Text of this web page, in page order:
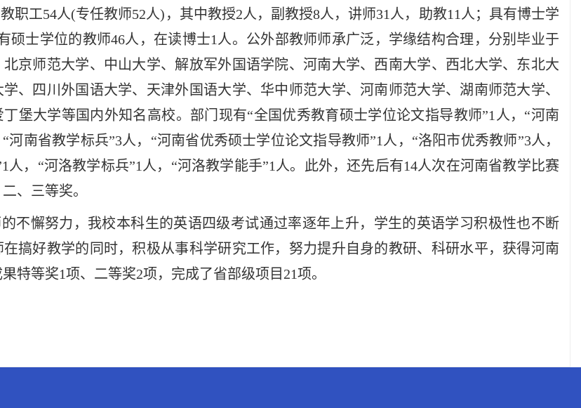
职工54人(专任教师52人) ，其中教授2人，副教授8人，讲师31人，助教11人；具有博士学
硕士学位的教师46人，在读博士1人。公外部教师师承广泛，学缘结构合理，分别毕业于
北京师范大学、中山大学、解放军外国语学院、河南大学、西南大学、西北大学、东北大
、四川外国语大学、天津外国语大学、华中师范大学、河南师范大学、湖南师范大学、
堡大学等国内外知名高校。部门现有“全国优秀教育硕士学位论文指导教师”1人，“河南
河南省教学标兵”3人，“河南省优秀硕士学位论文指导教师”1人，“洛阳市优秀教师”3人，
人，“河洛教学标兵”1人，“河洛教学能手”1人。此外，还先后有14人次在河南省教学比赛
、三等奖。
不懈努力，我校本科生的英语四级考试通过率逐年上升，学生的英语学习积极性也不断
搞好教学的同时，积极从事科学研究工作，努力提升自身的教研、科研水平，获得河南
特等奖1项、二等奖2项，完成了省部级项目21项。